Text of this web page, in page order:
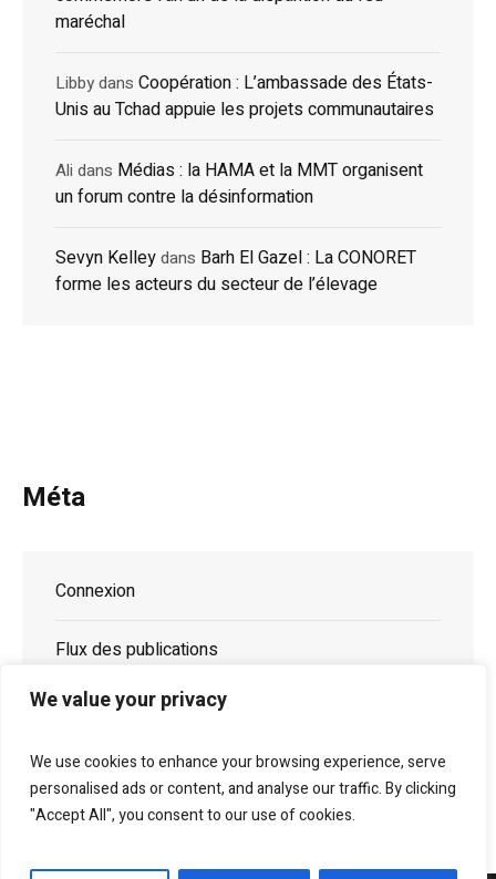
We value your privacy
We use cookies to enhance your browsing experience, serve
personalised ads or content, and analyse our traffic. By clicking
"Accept All", you consent to our use of cookies.
maréchal
Libbydans Coopération : L’ambassade des États-
Unis au Tchad appuie les projets communautaires
Ali dans Médias : la HAMA et la MMT organisent
un forum contre la désinformation
Sevyn Kelleydans Barh El Gazel : La CONORET
forme les acteurs du secteur de l’élevage
Méta
Connexion
Flux des publications
Flux des commentaires
Site de WordPress-FR